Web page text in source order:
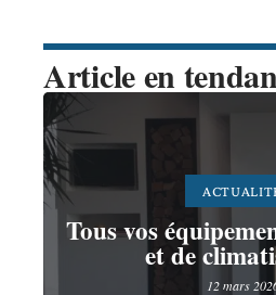
Article en
Tous vos
et de
12 mars